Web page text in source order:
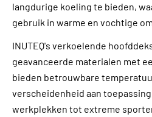
langdurige koeling te bieden,
gebruik in warme en vochtige
INUTEQ's verkoelende
geavanceerde materialen met
bieden betrouwbare
verscheidenheid aan
werkplekken tot extreme